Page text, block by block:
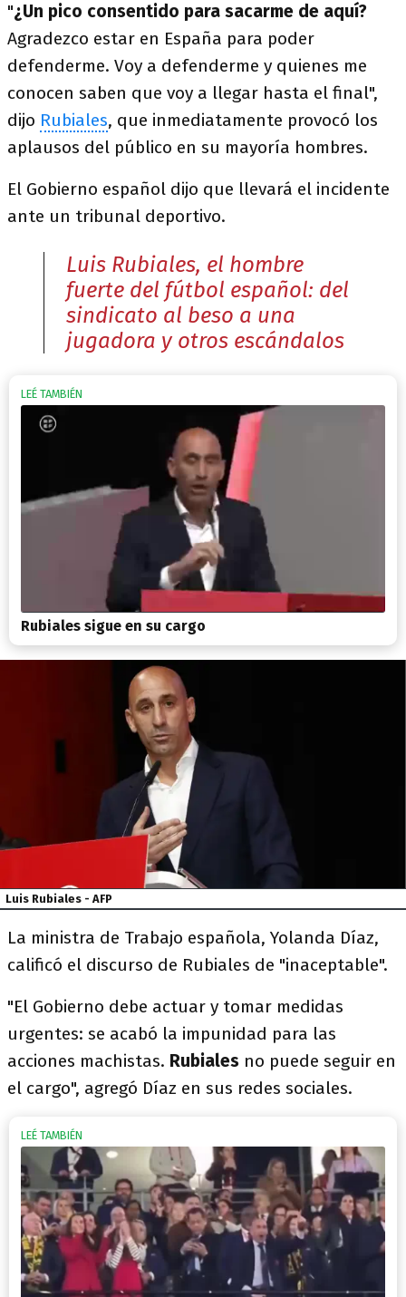
"¿Un pico consentido para sacarme de aquí?
Agradezco estar en España para poder
defenderme. Voy a defenderme y quienes me
conocen saben que voy a llegar hasta el final",
dijo Rubiales, que inmediatamente provocó los
aplausos del público en su mayoría hombres.
El Gobierno español dijo que llevará el incidente
ante un tribunal deportivo.
Luis Rubiales, el hombre
fuerte del fútbol español: del
sindicato al beso a una
jugadora y otros escándalos
Rubiales sigue en su cargo
Luis Rubiales - AFP
La ministra de Trabajo española, Yolanda Díaz,
calificó el discurso de Rubiales de "inaceptable".
"El Gobierno debe actuar y tomar medidas
urgentes: se acabó la impunidad para las
acciones machistas. Rubiales no puede seguir en
el cargo", agregó Díaz en sus redes sociales.